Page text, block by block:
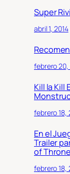
Super
abril 1, 2014
febrero 20,
Kill la Kill
febrero 18,
En el
Trailer
of
febrero 18,